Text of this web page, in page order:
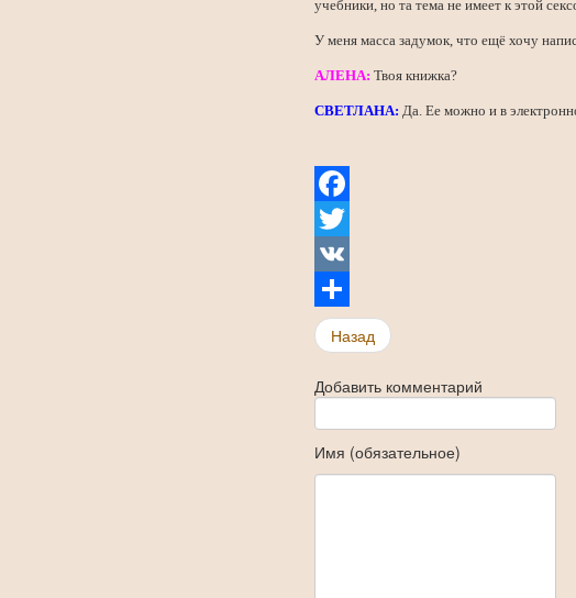
учебники, но та тема не имеет к этой
У меня масса задумок, что ещё хочу
АЛЕНА:Твоя книжка?
СВЕТЛАНА: Да. Ее можно и в
Facebook
Twitter
VK
Share
Назад
Добавить комментарий
Имя (обязательное)